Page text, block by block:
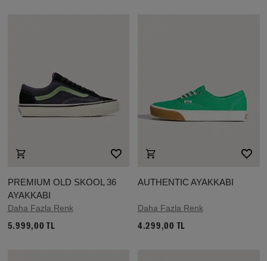
PREMIUM OLD SKOOL 36
AYAKKABI
Daha Fazla Renk
5.999,00 TL
AUTHENTIC AYAKKABI
Daha Fazla Renk
4.299,00 TL